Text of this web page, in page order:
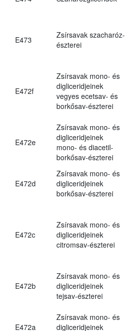
E473
Zsírsavak szacharóz-
észterei
E472f
Zsírsavak mono- és
digliceridjeinek
vegyes ecetsav- és
borkősav-észterei
E472e
Zsírsavak mono- és
digliceridjeinek
mono- és diacetil-
borkősav-észterei
E472d
Zsírsavak mono- és
digliceridjeinek
borkősav-észterei
E472c
Zsírsavak mono- és
digliceridjeinek
citromsav-észterei
E472b
Zsírsavak mono- és
digliceridjeinek
tejsav-észterei
E472a
Zsírsavak mono- és
digliceridjeinek